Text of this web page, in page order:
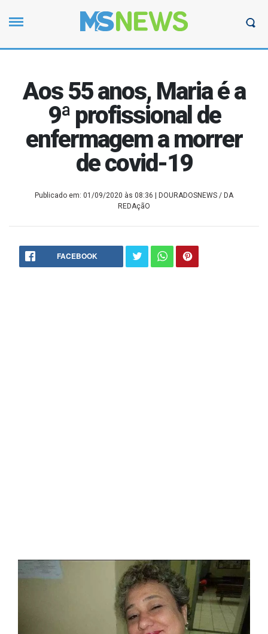
Aos 55 anos, Maria é a
9ª profissional de
enfermagem a morrer
de covid-19
Publicado em: 01/09/2020 às 08:36
| DOURADOSNEWS / DA
REDAçãO
FACEBOOK